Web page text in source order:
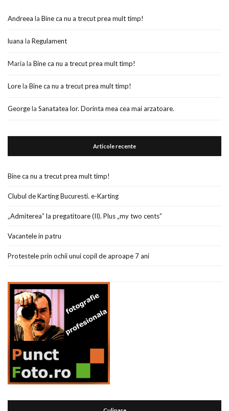
Andreea la Bine ca nu a trecut prea mult timp!
luana la Regulament
Maria la Bine ca nu a trecut prea mult timp!
Lorela Bine ca nu a trecut prea mult timp!
Georgela Sanatatea lor. Dorinta mea cea mai arzatoare.
Articole recente
Bine ca nu a trecut prea mult timp!
Clubul de Karting Bucuresti. e-Karting
„Admiterea” la pregatitoare (II). Plus „my two cents”
Vacantele in patru
Protestele prin ochii unui copil de aproape 7 ani